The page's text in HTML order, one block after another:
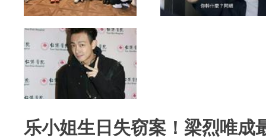
乐小姐生日失窃案！梁烈唯成